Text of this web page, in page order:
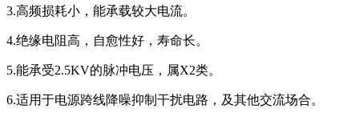
3.高频损耗小，能承载较大电流。
4.绝缘电阻高，自愈性好，寿命长。
5.能承受2.5KV的脉冲电压，属X2类。
6.适用于电源跨线降噪抑制干扰电路，及其他交流场合。